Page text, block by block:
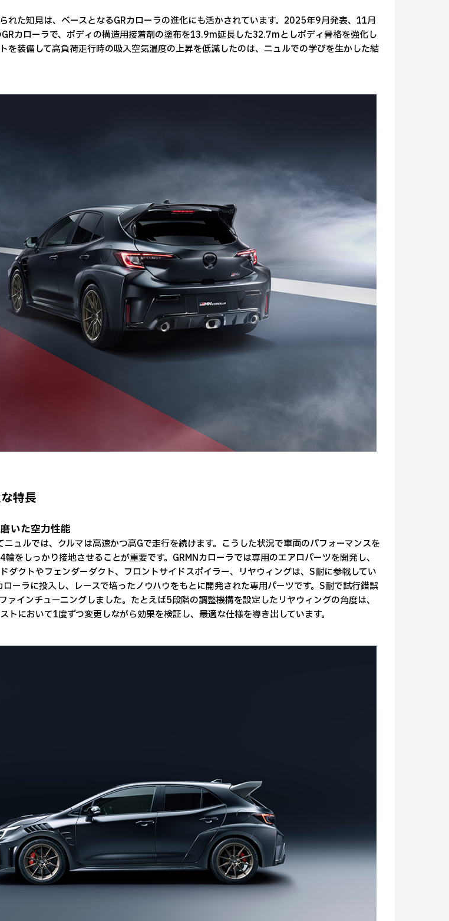
れた知見は、ベースとなるGRカローラの進化にも活かされています。2025年9月発表、11月
カローラで、ボディの構造用接着剤の塗布を13.9m延長した32.7mとしボディ骨格を強化し
を装備して高負荷走行時の吸入空気温度の上昇を低減したのは、ニュルでの学びを生かした結
特長
いた空力性能
ニュルでは、クルマは高速かつ高Gで走行を続けます。こうした状況で車両のパフォーマンスを
をしっかり接地させることが重要です。GRMNカローラでは専用のエアロパーツを開発し、
ダクトやフェンダーダクト、フロントサイドスポイラー、リヤウィングは、S耐に参戦してい
ーラに投入し、レースで培ったノウハウをもとに開発された専用パーツです。S耐で試行錯誤
ァインチューニングしました。たとえば5段階の調整機構を設定したリヤウィングの角度は、
トにおいて1度ずつ変更しながら効果を検証し、最適な仕様を導き出しています。